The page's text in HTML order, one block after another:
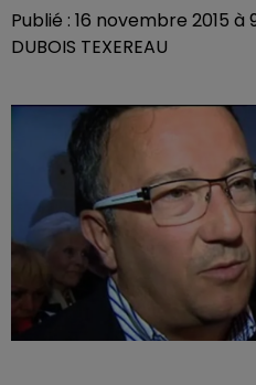
Publié : 16 novembre 2015
DUBOIS TEXEREAU